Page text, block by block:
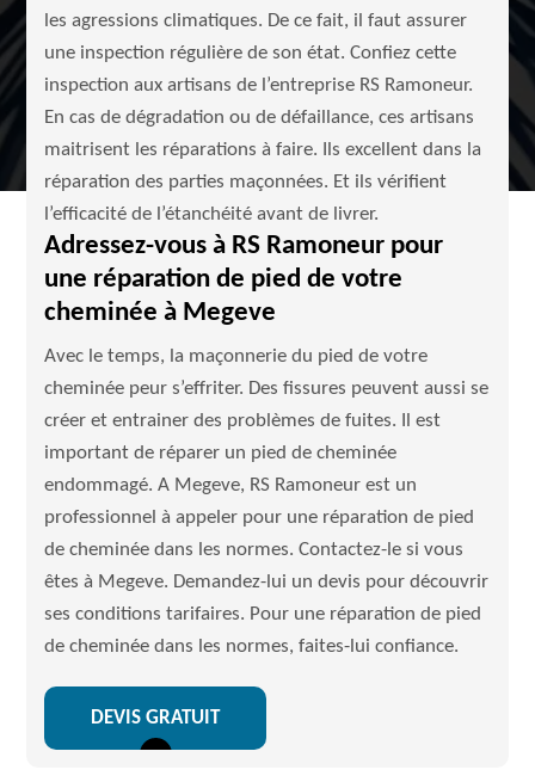
les agressions climatiques. De ce fait, il faut assurer
une inspection régulière de son état. Confiez cette
inspection aux artisans de l’entreprise RS Ramoneur.
En cas de dégradation ou de défaillance, ces artisans
maitrisent les réparations à faire. Ils excellent dans la
réparation des parties maçonnées. Et ils vérifient
l’efficacité de l’étanchéité avant de livrer.
Adressez-vous à RS Ramoneur pour
une réparation de pied de votre
cheminée à Megeve
Avec le temps, la maçonnerie du pied de votre
cheminée peur s’effriter. Des fissures peuvent aussi se
créer et entrainer des problèmes de fuites. Il est
important de réparer un pied de cheminée
endommagé. A Megeve, RS Ramoneur est un
professionnel à appeler pour une réparation de pied
de cheminée dans les normes. Contactez-le si vous
êtes à Megeve. Demandez-lui un devis pour découvrir
ses conditions tarifaires. Pour une réparation de pied
de cheminée dans les normes, faites-lui confiance.
DEVIS GRATUIT